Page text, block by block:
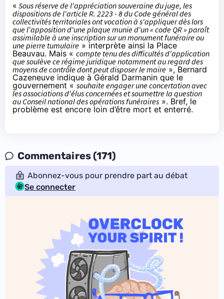
« Sous réserve de l'appréciation souveraine du juge, les
dispositions de l'article R. 2223 - 8 du Code général des
collectivités territoriales ont vocation à s'appliquer dès lors
que l'apposition d'une plaque munie d'un « code QR » paraît
assimilable à une inscription sur un monument funéraire ou
une pierre tumulaire » interprète ainsi la Place
Beauvau. Mais « compte tenu des difficultés d'application
que soulève ce régime juridique notamment au regard des
moyens de contrôle dont peut disposer le maire », Bernard
Cazeneuve indique à Gérald Darmanin que le
gouvernement «souhaite engager une concertation avec
les associations d'élus concernées et soumettre la question
au Conseil national des opérations funéraires ». Bref, le
problème est encore loin d’être mort et enterré.
Commentaires (171)
Abonnez-vous pour prendre part au débat
Se connecter